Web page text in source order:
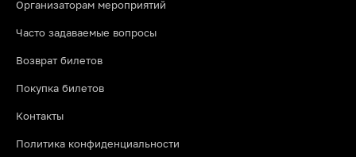
Организаторам мероприятий
Часто задаваемые вопросы
Возврат билетов
Покупка билетов
Контакты
Политика конфиденциальности